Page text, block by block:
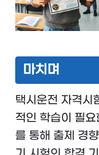
마치며
택시운전 자격시
적인 학습이 필요
를 통해 출제 경